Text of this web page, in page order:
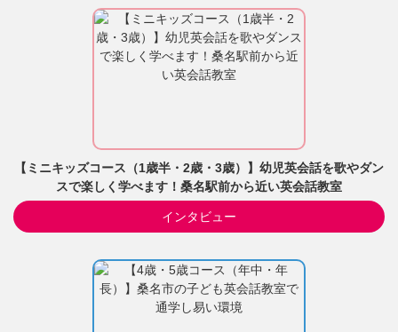
【ミニキッズコース（1歳半・2歳・3歳）】幼児英会話を歌やダン
スで楽しく学べます！桑名駅前から近い英会話教室
インタビュー